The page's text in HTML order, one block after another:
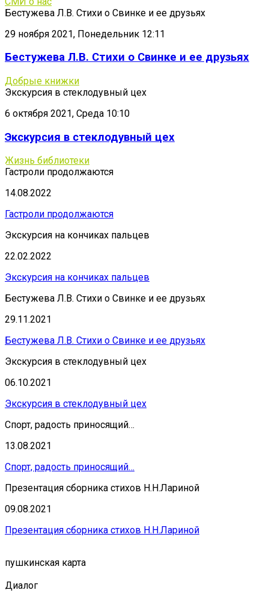
Бестужева Л.В. Стихи о Свинке и ее друзьях
29 ноября 2021, Понедельник 12:11
Бестужева Л.В. Стихи о Свинке и ее друзьях
Добрые книжки
Экскурсия в стеклодувный цех
6 октября 2021, Среда 10:10
Экскурсия в стеклодувный цех
Жизнь библиотеки
Гастроли продолжаются
14.08.2022
Гастроли продолжаются
Экскурсия на кончиках пальцев
22.02.2022
Экскурсия на кончиках пальцев
Бестужева Л.В. Стихи о Свинке и ее друзьях
29.11.2021
Бестужева Л.В. Стихи о Свинке и ее друзьях
Экскурсия в стеклодувный цех
06.10.2021
Экскурсия в стеклодувный цех
Спорт, радость приносящий…
13.08.2021
Спорт, радость приносящий…
Презентация сборника стихов Н.Н.Лариной
09.08.2021
Презентация сборника стихов Н.Н.Лариной
пушкинская карта
Диалог